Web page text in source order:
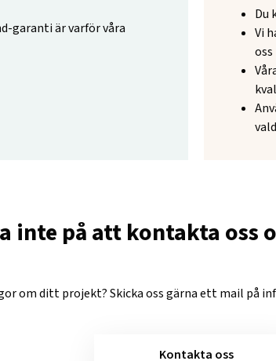
garanti är varför våra
Du
Vi
oss
inte på att kontakta oss
om ditt projekt? Skicka oss gärna ett mail på
Kontakta oss